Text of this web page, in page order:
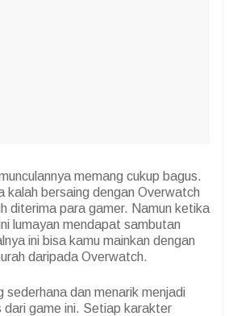
memang cukup bagus.
kalah bersaing dengan Overwatch
diterima para gamer. Namun ketika
lumayan mendapat sambutan
ini bisa kamu mainkan dengan
daripada Overwatch.
sederhana dan menarik menjadi
dari game ini. Setiap karakter